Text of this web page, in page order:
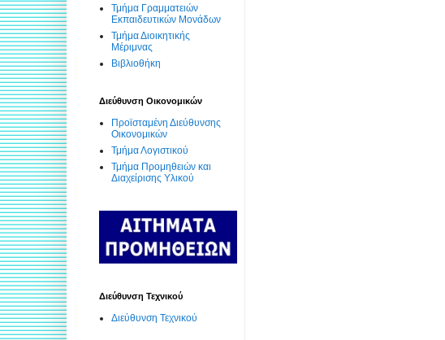
Τμήμα Γραμματειών
Εκπαιδευτικών Μονάδων
Τμήμα Διοικητικής
Μέριμνας
Βιβλιοθήκη
Διεύθυνση Οικονομικών
Προϊσταμένη Διεύθυνσης
Οικονομικών
Τμήμα Λογιστικού
Τμήμα Προμηθειών και
Διαχείρισης Υλικού
Διεύθυνση Τεχνικού
Διεύθυνση Τεχνικού